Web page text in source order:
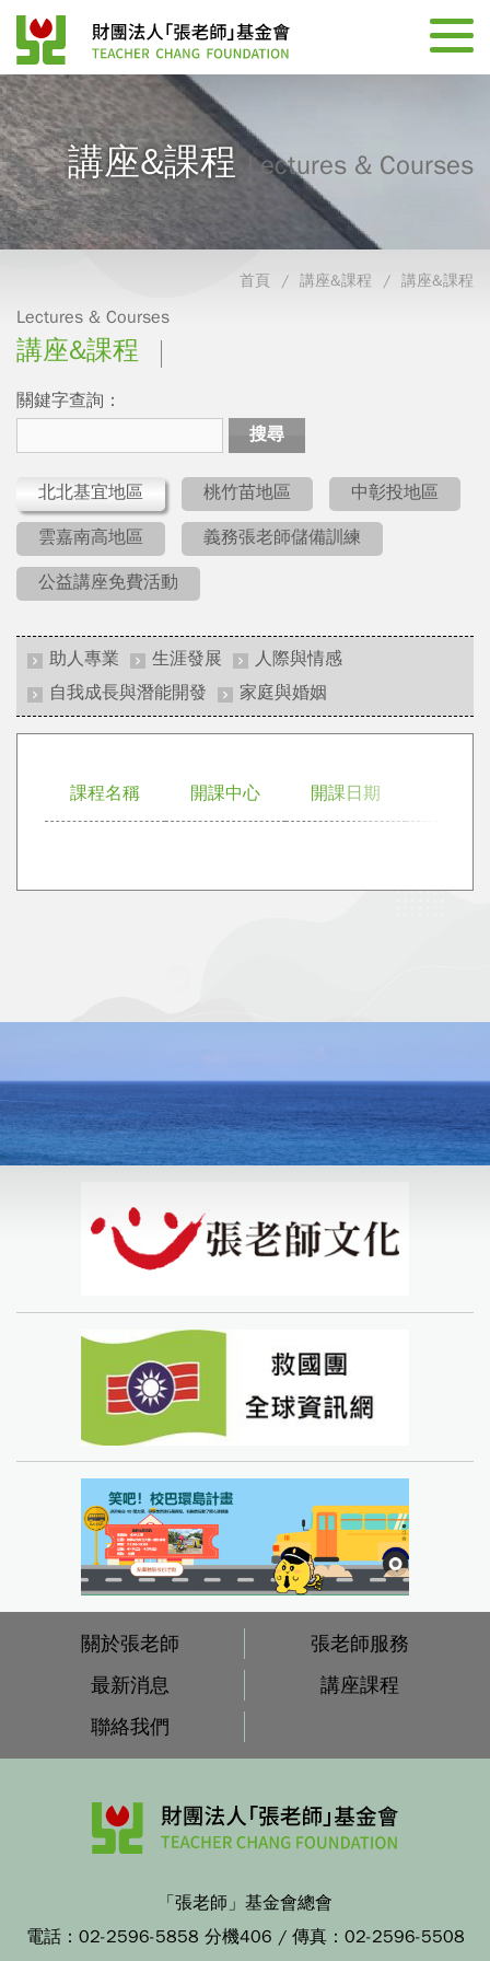
講座&課程 Lectures & Courses
首頁 講座&課程 講座&課程
Lectures & Courses
講座&課程
關鍵字查詢：
搜尋
北北基宜地區 桃竹苗地區 中彰投地區
雲嘉南高地區 義務張老師儲備訓練
公益講座免費活動
助人專業 生涯發展
人際與情感
自我成長與潛能開發
家庭與婚姻
課程名稱 開課中心 開課日期
關於張老師
張老師服務
最新消息
講座課程
聯絡我們
「張老師」基金會總會
電話： 02-2596-5858 分機406 / 傳真： 02-2596-5508